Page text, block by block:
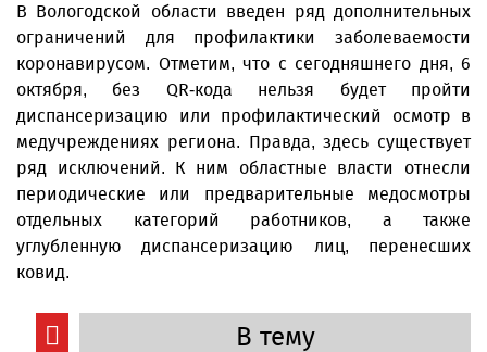
В Вологодской области введен ряд дополнительных
ограничений для профилактики заболеваемости
коронавирусом. Отметим, что с сегодняшнего дня, 6
октября, без QR-кода нельзя будет пройти
диспансеризацию или профилактический осмотр в
медучреждениях региона. Правда, здесь существует
ряд исключений. К ним областные власти отнесли
периодические или предварительные медосмотры
отдельных категорий работников, а также
углубленную диспансеризацию лиц, перенесших
ковид.
В тему